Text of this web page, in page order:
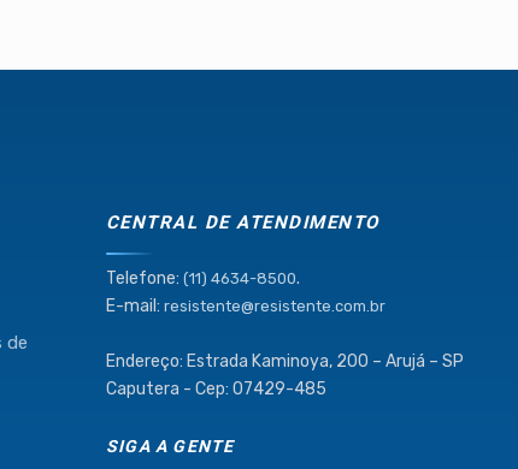
de
CENTRAL DE ATENDIMENTO
Telefone: (11) 4634-8500.
E-mail: resistente@resistente.com.br
Endereço: Estrada Kaminoya, 200 – Arujá – SP
Caputera - Cep: 07429-485
SIGA A GENTE